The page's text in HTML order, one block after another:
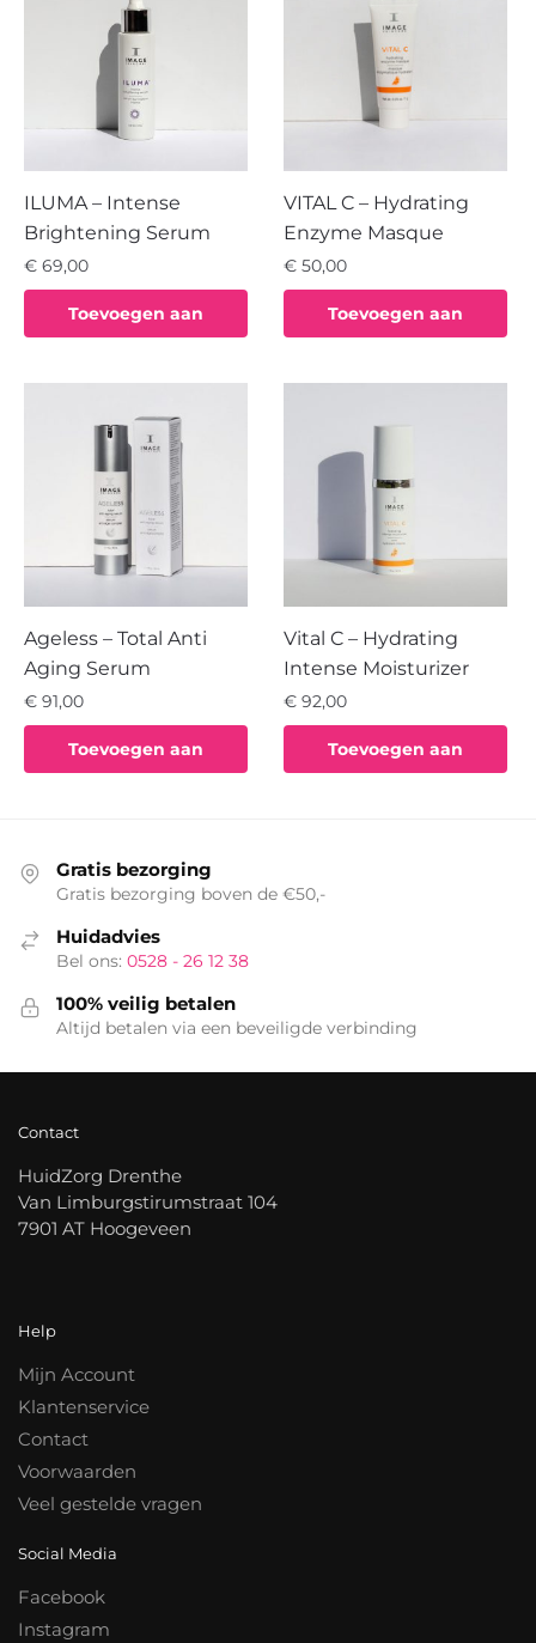
ILUMA – Intense
Brightening Serum
€ 69,00
Toevoegen aan
VITAL C – Hydrating
Enzyme Masque
€ 50,00
Toevoegen aan
Ageless – Total Anti
Aging Serum
€ 91,00
Toevoegen aan
Vital C – Hydrating
Intense Moisturizer
€ 92,00
Toevoegen aan
Gratis bezorging
Gratis bezorging boven de €50,-
Huidadvies
Bel ons: 0528 - 26 12 38
100% veilig betalen
Altijd betalen via een beveiligde verbinding
Contact
HuidZorg Drenthe
Van Limburgstirumstraat 104
7901 AT Hoogeveen
Help
Mijn Account
Klantenservice
Contact
Voorwaarden
Veel gestelde vragen
Social Media
Facebook
Instagram